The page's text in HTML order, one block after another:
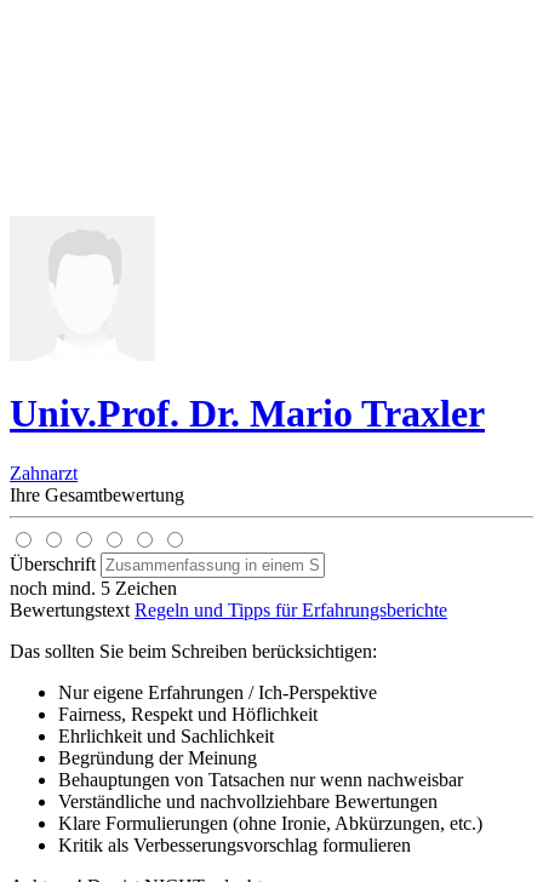
Univ.Prof. Dr. Mario Traxler
Zahnarzt
Ihre Gesamtbewertung
Überschrift
noch mind. 5 Zeichen
Bewertungstext Regeln und Tipps für Erfahrungsberichte
Das sollten Sie beim Schreiben berücksichtigen:
Nur eigene Erfahrungen / Ich-Perspektive
Fairness, Respekt und Höflichkeit
Ehrlichkeit und Sachlichkeit
Begründung der Meinung
Behauptungen von Tatsachen nur wenn nachweisbar
Verständliche und nachvollziehbare Bewertungen
Klare Formulierungen (ohne Ironie, Abkürzungen, etc.)
Kritik als Verbesserungsvorschlag formulieren